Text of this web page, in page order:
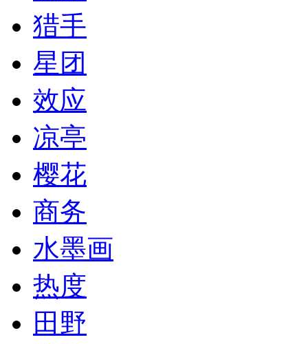
猎手
星团
效应
凉亭
樱花
商务
水墨画
热度
田野